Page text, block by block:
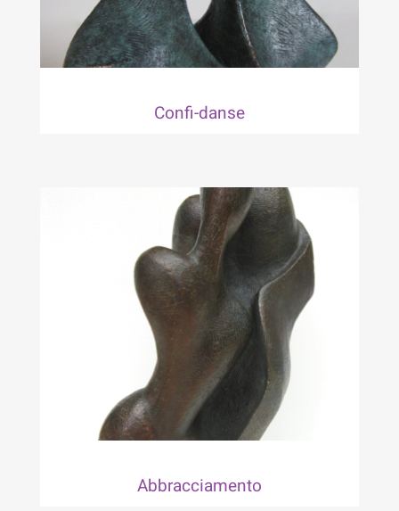
Confi-danse
Abbracciamento